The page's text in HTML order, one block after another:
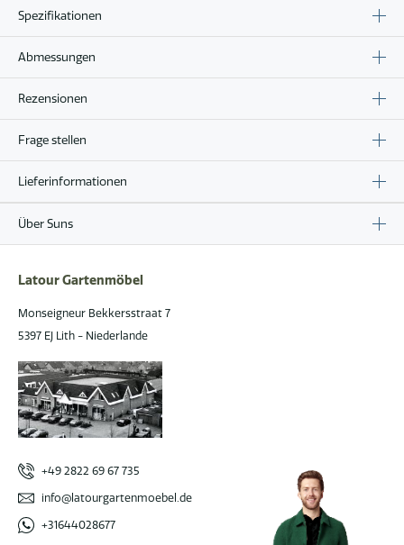
Spezifikationen
Abmessungen
Rezensionen
Frage stellen
Lieferinformationen
Über Suns
Latour Gartenmöbel
Monseigneur Bekkersstraat 7
5397 EJ Lith - Niederlande
+49 2822 69 67 735
info@latourgartenmoebel.de
+31644028677